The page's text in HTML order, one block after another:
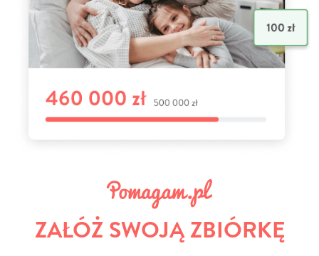
ZAŁÓŻ SWOJĄ ZBIÓRKĘ